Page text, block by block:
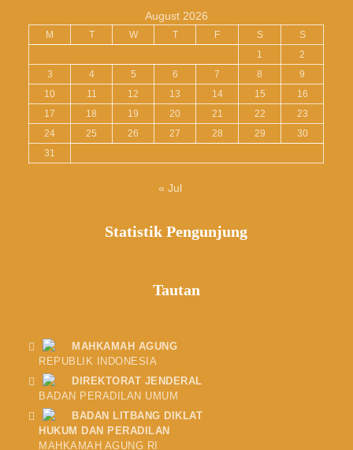
August 2026
M T W T F S
S
1
2
3
4 5 6 7 8
9
10
11 12 13 14 15
16
17
18 19 20 21 22
23
24
25 26 27 28 29
30
31
« Jul
Statistik Pengunjung
Tautan
MAHKAMAH AGUNG
REPUBLIK INDONESIA
DIREKTORAT JENDERAL
BADAN PERADILAN UMUM
BADAN LITBANG DIKLAT
HUKUM DAN PERADILAN
MAHKAMAH AGUNG RI